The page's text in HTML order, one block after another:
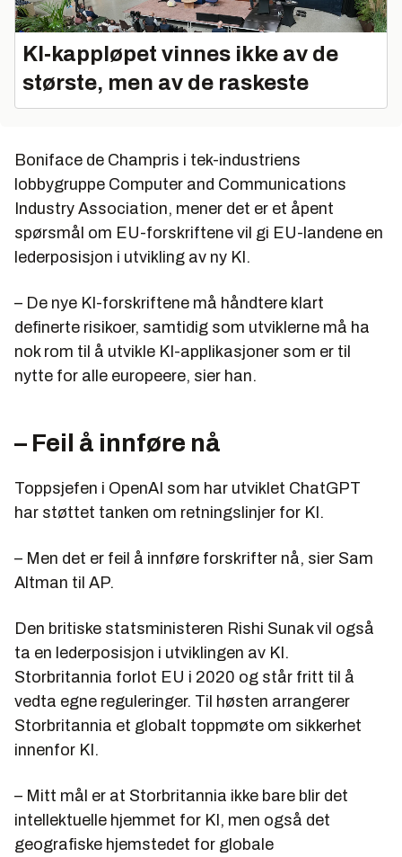
KI‑kappløpet vinnes ikke av de
største, men av de raskeste
Boniface de Champris i tek-industriens
lobbygruppe Computer and Communications
Industry Association, mener det er et åpent
spørsmål om EU-forskriftene vil gi EU-landene en
lederposisjon i utvikling av ny KI.
– De nye KI-forskriftene må håndtere klart
definerte risikoer, samtidig som utviklerne må ha
nok rom til å utvikle KI-applikasjoner som er til
nytte for alle europeere, sier han.
– Feil å innføre nå
Toppsjefen i OpenAI som har utviklet ChatGPT
har støttet tanken om retningslinjer for KI.
– Men det er feil å innføre forskrifter nå, sier Sam
Altman til AP.
Den britiske statsministeren Rishi Sunak vil også
ta en lederposisjon i utviklingen av KI.
Storbritannia forlot EU i 2020 og står fritt til å
vedta egne reguleringer. Til høsten arrangerer
Storbritannia et globalt toppmøte om sikkerhet
innenfor KI.
– Mitt mål er at Storbritannia ikke bare blir det
intellektuelle hjemmet for KI, men også det
geografiske hjemstedet for globale